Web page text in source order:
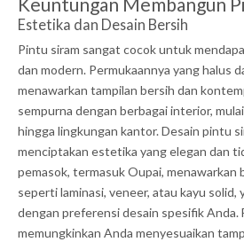
Estetika dan Desain Bersih
Pintu siram sangat cocok untuk
dan modern. Permukaannya yang halus
menawarkan tampilan bersih dan
sempurna dengan berbagai interior,
hingga lingkungan kantor. Desain pintu
menciptakan estetika yang elegan dan
pemasok, termasuk Oupai, menawarkan
seperti laminasi, veneer, atau kayu solid,
dengan preferensi desain spesifik Anda.
memungkinkan Anda menyesuaikan